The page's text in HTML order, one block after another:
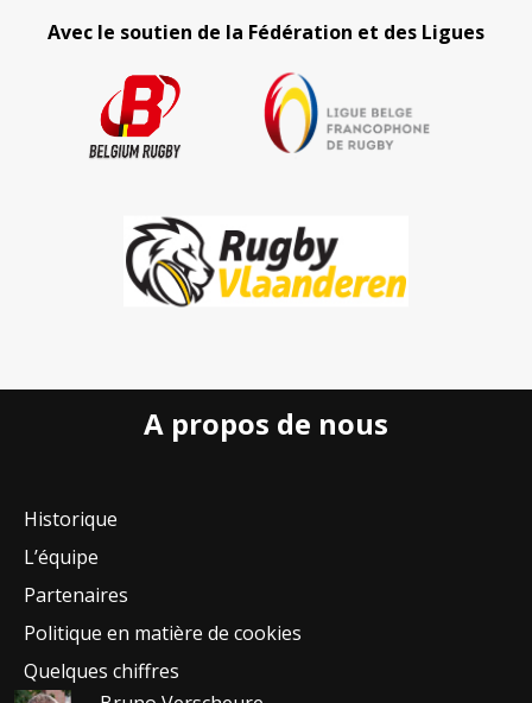
Avec le soutien de la Fédération et des Ligues
A propos de nous
Historique
L’équipe
Partenaires
Politique en matière de cookies
Quelques chiffres